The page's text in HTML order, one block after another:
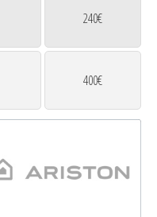
240€
400€